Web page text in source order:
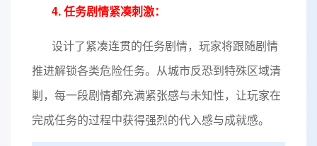
4. 任务剧情紧凑刺激：
设计了紧凑连贯的任务剧情，玩家将跟随剧情
推进解锁各类危险任务。从城市反恐到特殊区域清
剿，每一段剧情都充满紧张感与未知性，让玩家在
完成任务的过程中获得强烈的代入感与成就感。